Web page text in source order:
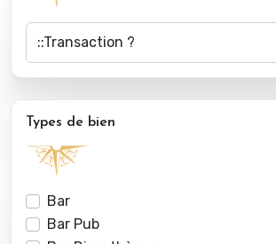
Types de bien
Bar
Bar Pub